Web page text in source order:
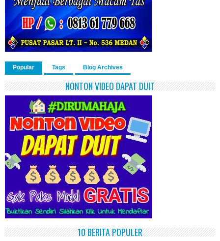
Popular Tags Blog Archives
NONTON VIDEO DAPAT DUIT
10 BERITA POPULER